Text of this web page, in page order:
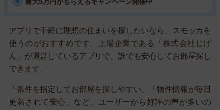
最大5万円がもらえるキャンペーン開催中
アプリで手軽に理想の住まいを探したいなら、スモッカを
使うのがおすすめです。上場企業である「株式会社じげ
ん」が運営しているアプリで、誰でも安心してお部屋探し
できます。
「条件を指定してお部屋を探しやすい」「物件情報が毎日
更新されて安心」など、ユーザーから好評の声が多いの